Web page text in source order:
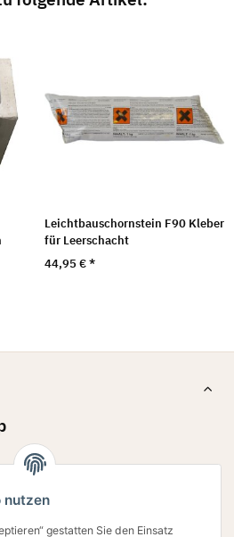
nutzen
gestatten Sie den Einsatz
Leichtbauschornstein F90 Kleber
für Leerschacht
44,95 €*